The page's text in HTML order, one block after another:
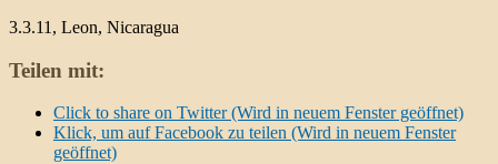
3.3.11, Leon, Nicaragua
Teilen mit:
Click to share on Twitter (Wird in neuem Fenster geöffnet)
Klick, um auf Facebook zu teilen (Wird in neuem Fenster
geöffnet)